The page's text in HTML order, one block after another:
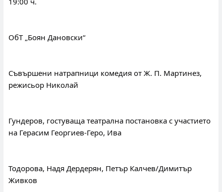
ОбТ „Боян Дановски“
Съвършени натрапници комедия от Ж. П. Мартинез,
режисьор Николай
Гундеров, гостуваща театрална постановка с участието
на Герасим Георгиев-Геро, Ива
Тодорова, Надя Дердерян, Петър Калчев/Димитър
Живков